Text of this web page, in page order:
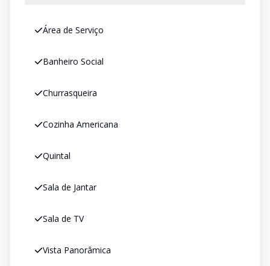
Área de Serviço
Banheiro Social
Churrasqueira
Cozinha Americana
Quintal
Sala de Jantar
Sala de TV
Vista Panorâmica